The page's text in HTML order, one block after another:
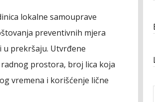
lokalne samouprave
preventivnih mjera
u prekršaju. Utvrđene
prostora, broj lica koja
vremena i korišćenje lične